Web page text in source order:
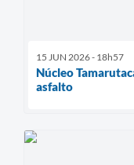
15 JUN 2026 - 18h57
Núcleo
asfalto